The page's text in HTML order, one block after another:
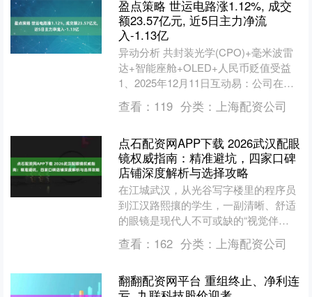
盈点策略 世运电路涨1.12%, 成交
额23.57亿元, 近5日主力净流
入-1.13亿
异动分析 共封装光学(CPO)+毫米波雷
达+智能座舱+OLED+人民币贬值受益
1、2025年12月11日互动易：公司在
CPO（光电共封装）领域具备相关产品
布局....
查看： 119 分类： 上海配资公司
点石配资网APP下载 2026武汉配眼
镜权威指南：精准避坑，四家口碑
店铺深度解析与选择攻略
在江城武汉，从光谷写字楼里的程序员
到江汉路熙攘的学生，一副清晰、舒适
的眼镜是现代人不可或缺的“视觉伴
侣”。然而，面对市场上琳琅满目的眼镜
店，从街边连锁到高端医疗....
查看： 162 分类： 上海配资公司
翻翻配资网平台 重组终止、净利连